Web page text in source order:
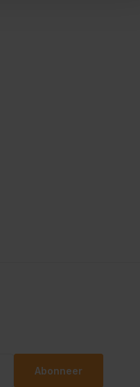
Abonneer